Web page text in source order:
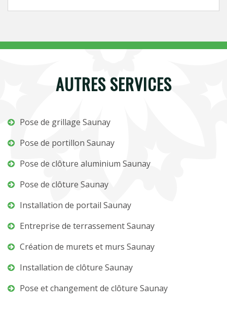
AUTRES SERVICES
Pose de grillage Saunay
Pose de portillon Saunay
Pose de clôture aluminium Saunay
Pose de clôture Saunay
Installation de portail Saunay
Entreprise de terrassement Saunay
Création de murets et murs Saunay
Installation de clôture Saunay
Pose et changement de clôture Saunay